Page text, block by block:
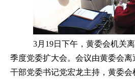
3月19日下午，黄委会机关
季度党委扩大会。会议由黄委会
干部党委书记党宏龙主持，黄委